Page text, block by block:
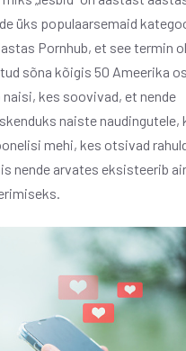
üks populaarsemaid
Pornhub, et see termin
sõna kõigis 50 Ameerika
naisi, kes soovivad, et nende
naiste naudingutele,
mehi, kes otsivad
nende arvates eksisteerib